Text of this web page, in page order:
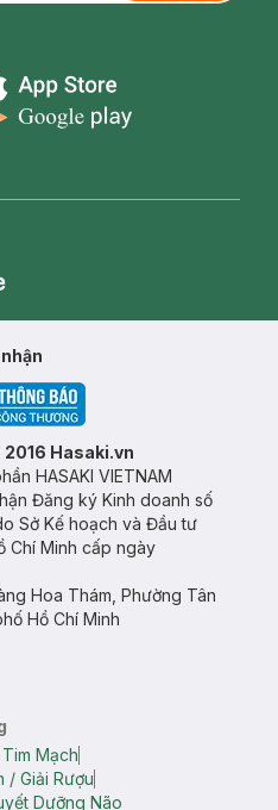
icon
2016 Hasaki.vn
HASAKI VIETNAM
Đăng ký Kinh doanh số
Sở Kế hoạch và Đầu tư
Chí Minh cấp ngày
Hoa Thám, Phường Tân
Hồ Chí Minh
Mạch
/ Giải Rượu
Dưỡng Não